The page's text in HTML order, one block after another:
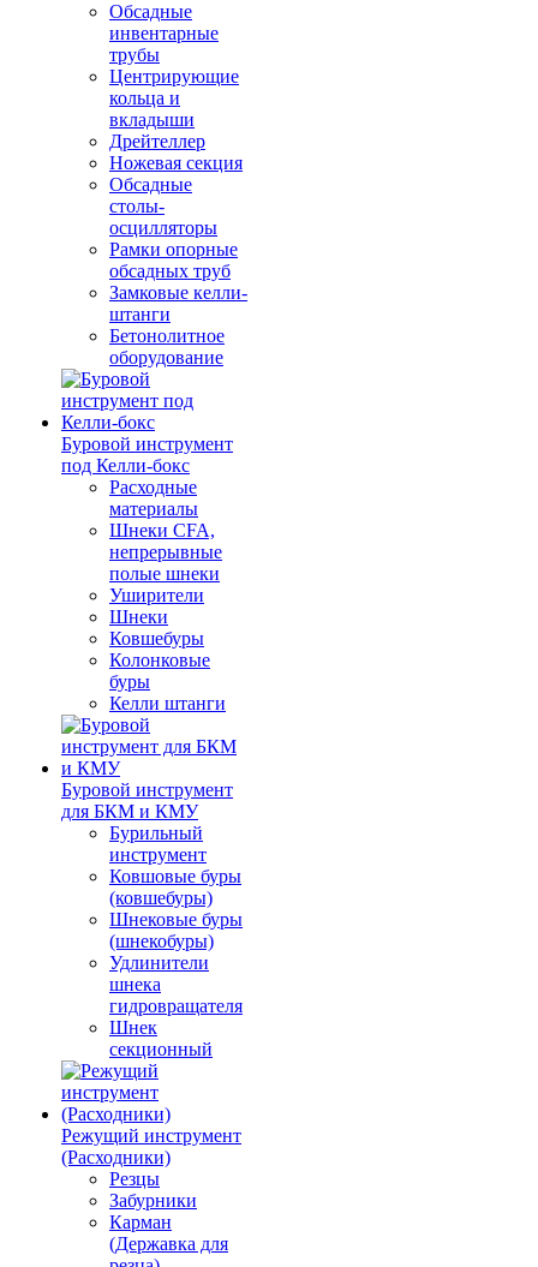
Обсадные
инвентарные
трубы
Центрирующие
кольца и
вкладыши
Дрейтеллер
Ножевая секция
Обсадные
столы-
осцилляторы
Рамки опорные
обсадных труб
Замковые келли-
штанги
Бетонолитное
оборудование
Буровой инструмент
под Келли-бокс
Расходные
материалы
Шнеки CFA,
непрерывные
полые шнеки
Уширители
Шнеки
Ковшебуры
Колонковые
буры
Келли штанги
Буровой инструмент
для БКМ и КМУ
Бурильный
инструмент
Ковшовые буры
(ковшебуры)
Шнековые буры
(шнекобуры)
Удлинители
шнека
гидровращателя
Шнек
секционный
Режущий инструмент
(Расходники)
Резцы
Забурники
Карман
(Державка для